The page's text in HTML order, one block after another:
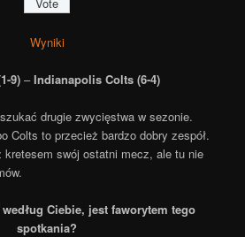
Wyniki
9)–Indianapolis Colts (6-4)
drugie zwycięstwa w sezonie.
Colts to przecież bardzo dobry zespół.
kretesem swój ostatni mecz, ale tu nie
Ciebie, jest faworytem tego
spotkania?